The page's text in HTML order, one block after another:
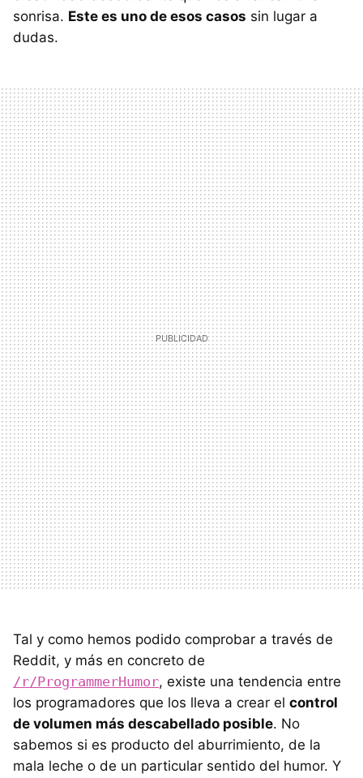
sonrisa. Este es uno de esos casos sin lugar a
dudas.
Tal y como hemos podido comprobar a través de
Reddit, y más en concreto de
/r/ProgrammerHumor, existe una tendencia entre
los programadores que los lleva a crear el control
de volumen más descabellado posible. No
sabemos si es producto del aburrimiento, de la
mala leche o de un particular sentido del humor. Y